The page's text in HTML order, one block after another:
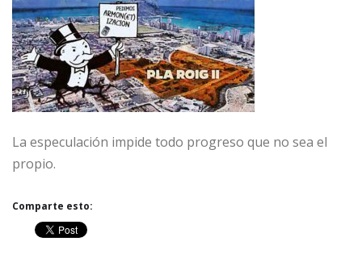
La especulación impide todo progreso que no sea el
propio.
Comparte esto: